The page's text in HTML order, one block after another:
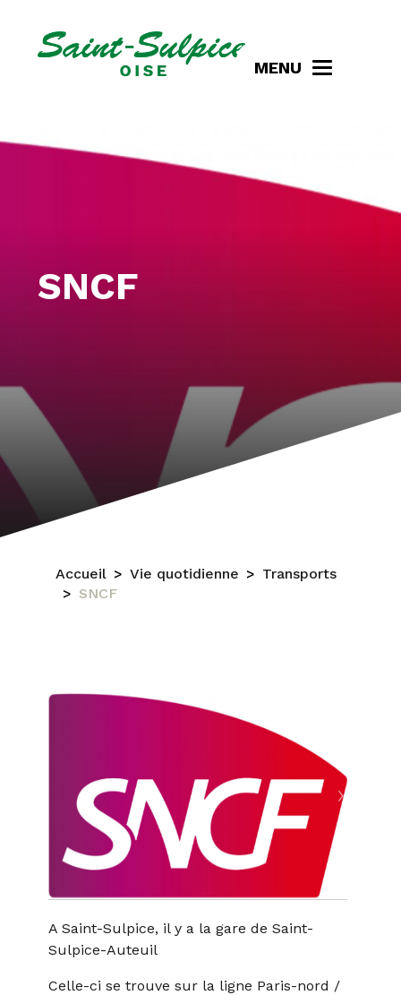
MENU
SNCF
Accueil Vie quotidienne
Transports
SNCF
A Saint-Sulpice, il y a la gare de Saint-
Sulpice-Auteuil
Celle-ci se trouve sur la ligne Paris-nord /